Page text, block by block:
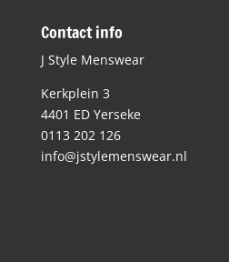
Contact info
J Style Menswear
Kerkplein 3
4401 ED Yerseke
0113 202 126
info@jstylemenswear.nl